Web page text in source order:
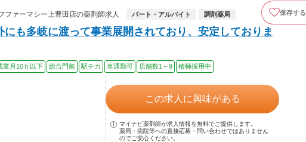
ァーマシー上豊田店の薬剤師求人
パート・アルバイト 調剤薬局 保存する
にも多岐に渡って事業展開されており、安定しておりま
業月10ｈ以下 総合門前 駅チカ 車通勤可 店舗数1～9 積極採用中
この求人に興味がある
マイナビ薬剤師が求人情報を無料でご提供します。
薬局・病院等への直接応募・問い合わせではありません
のでご安心ください。